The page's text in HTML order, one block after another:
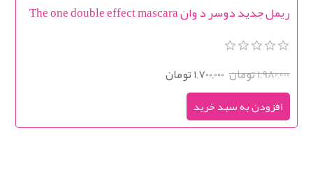
ریمل جدید دوسر د وان The one double effect mascara
1,980,000 تومان 1,700,000 تومان